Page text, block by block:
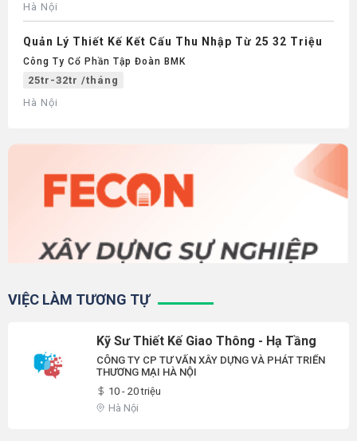
Hà Nội
Quản Lý Thiết Kế Kết Cấu Thu Nhập Từ 25 32 Triệu
Công Ty Cổ Phần Tập Đoàn BMK
25tr-32tr /tháng
Hà Nội
VIỆC LÀM TƯƠNG TỰ
Kỹ Sư Thiết Kế Giao Thông - Hạ Tầng
CÔNG TY CP TƯ VẤN XÂY DỰNG VÀ PHÁT TRIỂN
THƯƠNG MẠI HÀ NỘI
10 - 20 triệu
Hà Nội